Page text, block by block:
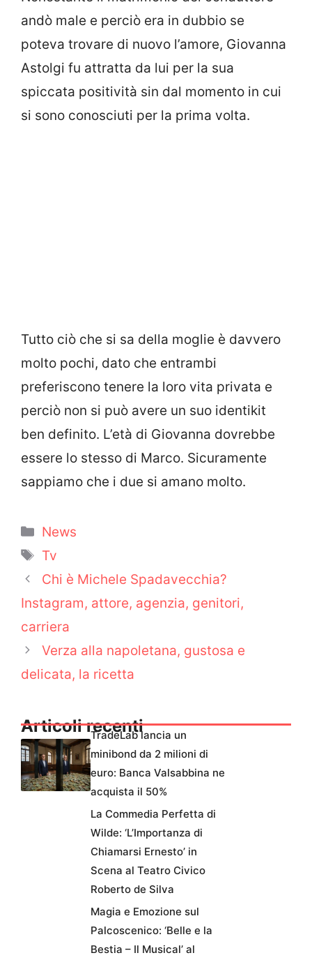
andò male e perciò era in dubbio se
poteva trovare di nuovo l’amore, Giovanna
Astolgi fu attratta da lui per la sua
spiccata positività sin dal momento in cui
si sono conosciuti per la prima volta.
Tutto ciò che si sa della moglie è davvero
molto pochi, dato che entrambi
preferiscono tenere la loro vita privata e
perciò non si può avere un suo identikit
ben definito. L’età di Giovanna dovrebbe
essere lo stesso di Marco. Sicuramente
sappiamo che i due si amano molto.
Categorie
News
Tag
Tv
Chi è Michele Spadavecchia?
Instagram, attore, agenzia, genitori,
carriera
Verza alla napoletana, gustosa e
delicata, la ricetta
Articoli recenti
TradeLab lancia un
minibond da 2 milioni di
euro: Banca Valsabbina ne
acquista il 50%
La Commedia Perfetta di
Wilde: ‘L’Importanza di
Chiamarsi Ernesto’ in
Scena al Teatro Civico
Roberto de Silva
Magia e Emozione sul
Palcoscenico: ‘Belle e la
Bestia – Il Musical’ al